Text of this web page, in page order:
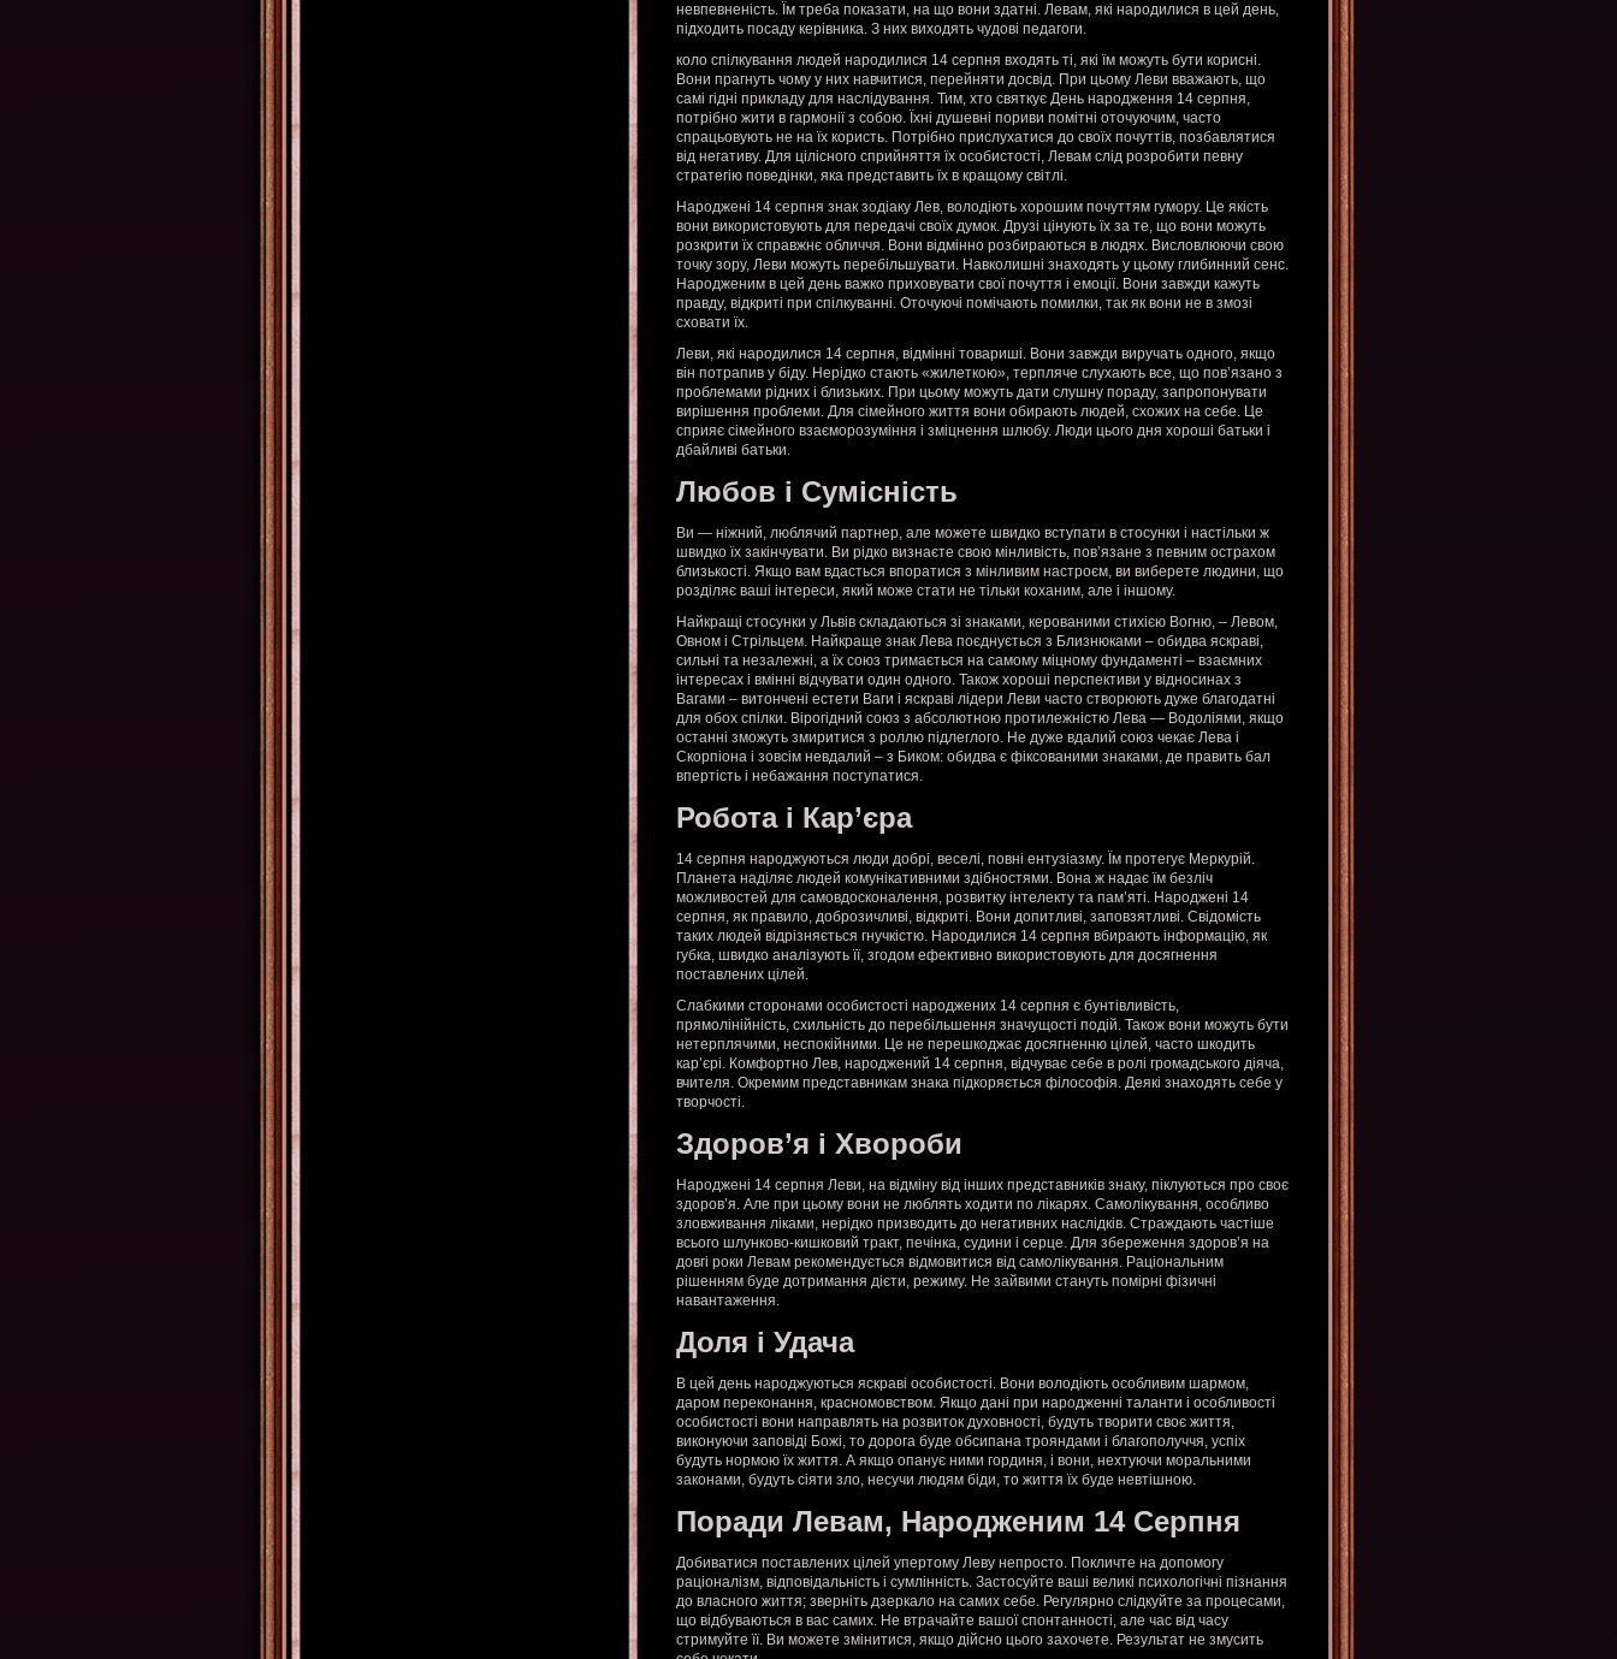
невпевненість. Їм треба показати, на що вони здатні. Левам, які народилися в цей день,
підходить посаду керівника. З них виходять чудові педагоги.
коло спілкування людей народилися 14 серпня входять ті, які їм можуть бути корисні.
Вони прагнуть чому у них навчитися, перейняти досвід. При цьому Леви вважають, що
самі гідні прикладу для наслідування. Тим, хто святкує День народження 14 серпня,
потрібно жити в гармонії з собою. Їхні душевні пориви помітні оточуючим, часто
спрацьовують не на їх користь. Потрібно прислухатися до своїх почуттів, позбавлятися
від негативу. Для цілісного сприйняття їх особистості, Левам слід розробити певну
стратегію поведінки, яка представить їх в кращому світлі.
Народжені 14 серпня знак зодіаку Лев, володіють хорошим почуттям гумору. Це якість
вони використовують для передачі своїх думок. Друзі цінують їх за те, що вони можуть
розкрити їх справжнє обличчя. Вони відмінно розбираються в людях. Висловлюючи свою
точку зору, Леви можуть перебільшувати. Навколишні знаходять у цьому глибинний сенс.
Народженим в цей день важко приховувати свої почуття і емоції. Вони завжди кажуть
правду, відкриті при спілкуванні. Оточуючі помічають помилки, так як вони не в змозі
сховати їх.
Леви, які народилися 14 серпня, відмінні товариші. Вони завжди виручать одного, якщо
він потрапив у біду. Нерідко стають «жилеткою», терпляче слухають все, що пов’язано з
проблемами рідних і близьких. При цьому можуть дати слушну пораду, запропонувати
вирішення проблеми. Для сімейного життя вони обирають людей, схожих на себе. Це
сприяє сімейного взаєморозуміння і зміцнення шлюбу. Люди цього дня хороші батьки і
дбайливі батьки.
Любов і Сумісність
Ви — ніжний, люблячий партнер, але можете швидко вступати в стосунки і настільки ж
швидко їх закінчувати. Ви рідко визнаєте свою мінливість, пов’язане з певним острахом
близькості. Якщо вам вдасться впоратися з мінливим настроєм, ви виберете людини, що
розділяє ваші інтереси, який може стати не тільки коханим, але і іншому.
Найкращі стосунки у Львів складаються зі знаками, керованими стихією Вогню, – Левом,
Овном і Стрільцем. Найкраще знак Лева поєднується з Близнюками – обидва яскраві,
сильні та незалежні, а їх союз тримається на самому міцному фундаменті – взаємних
інтересах і вмінні відчувати один одного. Також хороші перспективи у відносинах з
Вагами – витончені естети Ваги і яскраві лідери Леви часто створюють дуже благодатні
для обох спілки. Вірогідний союз з абсолютною протилежністю Лева — Водоліями, якщо
останні зможуть змиритися з роллю підлеглого. Не дуже вдалий союз чекає Лева і
Скорпіона і зовсім невдалий – з Биком: обидва є фіксованими знаками, де править бал
впертість і небажання поступатися.
Робота і Кар’єра
14 серпня народжуються люди добрі, веселі, повні ентузіазму. Їм протегує Меркурій.
Планета наділяє людей комунікативними здібностями. Вона ж надає їм безліч
можливостей для самовдосконалення, розвитку інтелекту та пам’яті. Народжені 14
серпня, як правило, доброзичливі, відкриті. Вони допитливі, заповзятливі. Свідомість
таких людей відрізняється гнучкістю. Народилися 14 серпня вбирають інформацію, як
губка, швидко аналізують її, згодом ефективно використовують для досягнення
поставлених цілей.
Слабкими сторонами особистості народжених 14 серпня є бунтівливість,
прямолінійність, схильність до перебільшення значущості подій. Також вони можуть бути
нетерплячими, неспокійними. Це не перешкоджає досягненню цілей, часто шкодить
кар’єрі. Комфортно Лев, народжений 14 серпня, відчуває себе в ролі громадського діяча,
вчителя. Окремим представникам знака підкоряється філософія. Деякі знаходять себе у
творчості.
Здоров’я і Хвороби
Народжені 14 серпня Леви, на відміну від інших представників знаку, піклуються про своє
здоров’я. Але при цьому вони не люблять ходити по лікарях. Самолікування, особливо
зловживання ліками, нерідко призводить до негативних наслідків. Страждають частіше
всього шлунково-кишковий тракт, печінка, судини і серце. Для збереження здоров’я на
довгі роки Левам рекомендується відмовитися від самолікування. Раціональним
рішенням буде дотримання дієти, режиму. Не зайвими стануть помірні фізичні
навантаження.
Доля і Удача
В цей день народжуються яскраві особистості. Вони володіють особливим шармом,
даром переконання, красномовством. Якщо дані при народженні таланти і особливості
особистості вони направлять на розвиток духовності, будуть творити своє життя,
виконуючи заповіді Божі, то дорога буде обсипана трояндами і благополуччя, успіх
будуть нормою їх життя. А якщо опанує ними гординя, і вони, нехтуючи моральними
законами, будуть сіяти зло, несучи людям біди, то життя їх буде невтішною.
Поради Левам, Народженим 14 Серпня
Добиватися поставлених цілей упертому Леву непросто. Покличте на допомогу
раціоналізм, відповідальність і сумлінність. Застосуйте ваші великі психологічні пізнання
до власного життя; зверніть дзеркало на самих себе. Регулярно слідкуйте за процесами,
що відбуваються в вас самих. Не втрачайте вашої спонтанності, але час від часу
стримуйте її. Ви можете змінитися, якщо дійсно цього захочете. Результат не змусить